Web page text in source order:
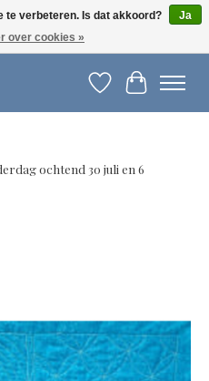
Verlanglijst
ochtend 30 juli en 6
te verbeteren. Is dat akkoord?
Ja
over cookies »